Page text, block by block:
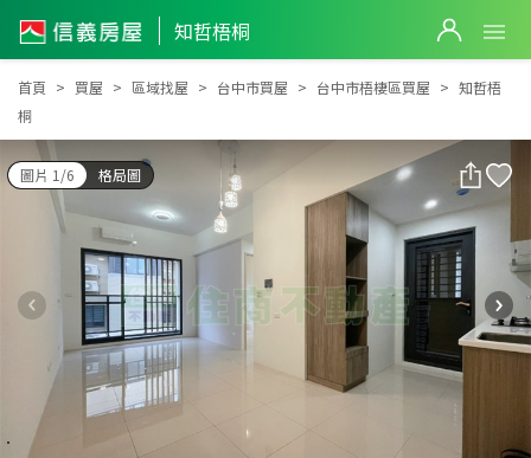
知哲梧桐
首頁 買屋 區域找屋 台中市買屋 台中市梧棲區買屋
知哲梧
桐
圖片 1/6 格局圖